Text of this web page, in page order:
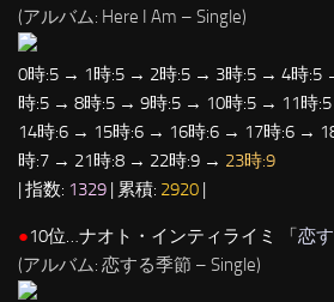
(アルバム: Here I Am – Single)
0時:5 → 1時:5 → 2時:5 → 3時:5 → 4時:5
時:5 → 8時:5 → 9時:5 → 10時:5 → 11時
14時:6 → 15時:6 → 16時:6 → 17時:6 →
時:7 → 21時:8 → 22時:9 → 23時:9
| 指数: 1329 | 累積: 2920 |
●10位…ナオト・インティライミ 「恋
(アルバム: 恋する季節 – Single)